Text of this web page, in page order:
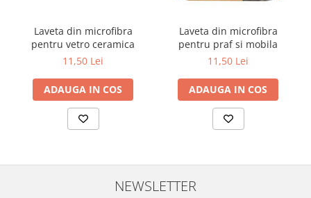
Solutii si spray uri auto
Bureti auto,raclete si lavete
Solutii pentru constructori
Organizatoare si cutii pentru scule
Articole DYI si zugravit
Antidaunatori si insecticide
Exterior
Accesorii pentru telefoane
Laveta din microfibra
pentru vetro ceramica
11,50 Lei
ADAUGA IN COS
Laveta din microfibra
pentru praf si mobila
11,50 Lei
ADAUGA IN COS
NEWSLETTER